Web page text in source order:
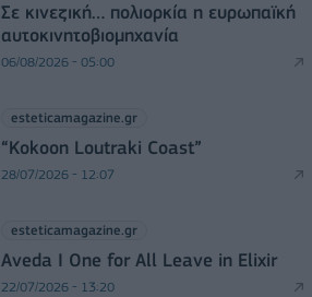
Σε κινεζική… πολιορκία η ευρωπαϊκή
αυτοκινητοβιομηχανία
06/08/2026 - 05:00
esteticamagazine.gr
“Kokoon Loutraki Coast”
28/07/2026 - 12:07
esteticamagazine.gr
Aveda I One for All Leave in Elixir
22/07/2026 - 13:20